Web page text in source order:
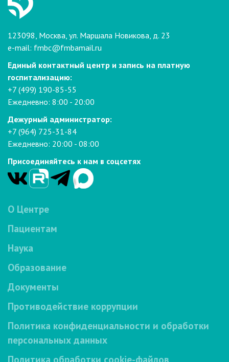
123098, Москва, ул. Маршала Новикова, д. 23
e-mail: fmbc@fmbamail.ru
Единый контактный центр и запись на платную
госпитализацию:
+7 (499) 190-85-55
Ежедневно: 8:00 - 20:00
Дежурный администратор:
+7 (964) 725-31-84
Ежедневно: 20:00 - 08:00
Присоединяйтесь к нам в соцсетях
О Центре
Пациентам
Наука
Образование
Документы
Противодействие коррупции
Политика конфиденциальности и обработки
персональных данных
Политика обработки cookie-файлов